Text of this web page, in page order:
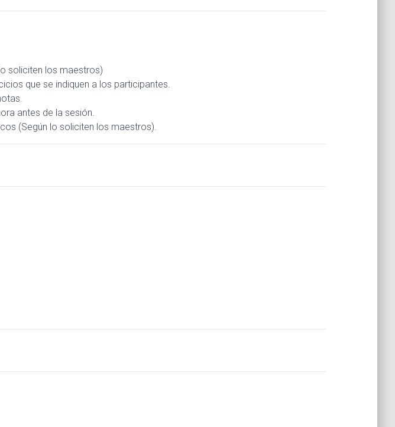
soliciten los maestros)
que se indiquen a los participantes.
antes de la sesión.
(Según lo soliciten los maestros).